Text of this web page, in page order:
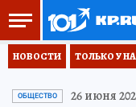
НОВОСТИ ТОЛЬКО У
ОБЩЕСТВО 26 июня